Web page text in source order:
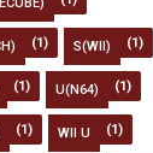
(1) S(WII) (1)
(1) U(N64) (1)
(1) WII U (1)